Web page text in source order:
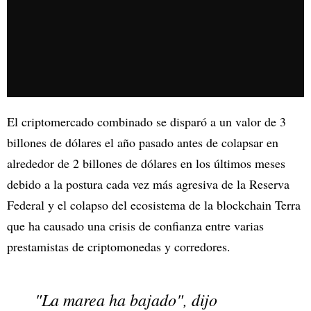
El criptomercado combinado se disparó a un valor de 3
billones de dólares el año pasado antes de colapsar en
alrededor de 2 billones de dólares en los últimos meses
debido a la postura cada vez más agresiva de la Reserva
Federal y el colapso del ecosistema de la blockchain Terra
que ha causado una crisis de confianza entre varias
prestamistas de criptomonedas y corredores.
"La marea ha bajado", dijo